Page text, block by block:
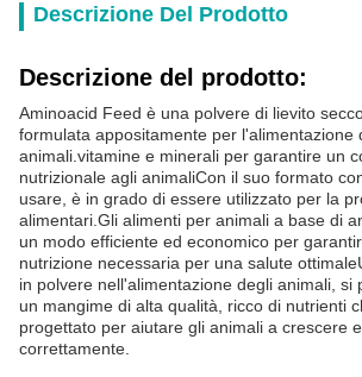
Descrizione Del Prodotto
Descrizione del prodotto:
Aminoacid Feed è una polvere di lievito
formulata appositamente per l'alimentazione
animali.vitamine e minerali per garantire un
nutrizionale agli animaliCon il suo formato
usare, è in grado di essere utilizzato per la
alimentari.Gli alimenti per animali a base di
un modo efficiente ed economico per
nutrizione necessaria per una salute
in polvere nell'alimentazione degli animali, si
un mangime di alta qualità, ricco di nutrienti
progettato per aiutare gli animali a crescere
correttamente.